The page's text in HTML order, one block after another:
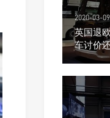
2020-03-09
英国退
车讨价